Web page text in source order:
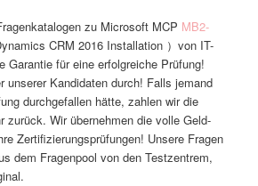
zu Microsoft MCP MB2-
CRM 2016 Installation ）von IT-
Garantie für eine erfolgreiche Prüfung!
unserer Kandidaten durch! Falls jemand
durchgefallen hätte, zahlen wir die
zurück. Wir übernehmen die volle Geld-
Zertifizierungsprüfungen! Unsere Fragen
dem Fragenpool von den Testzentrem,